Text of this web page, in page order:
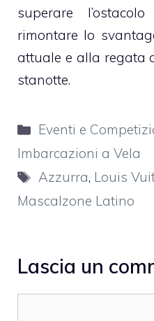
superare
rimontare lo
attuale e alla regata
stanotte.
Categorie
Eventi e
Imbarcazioni a Vela
Tag
Azzurra, Louis
Mascalzone Latino
Lascia un